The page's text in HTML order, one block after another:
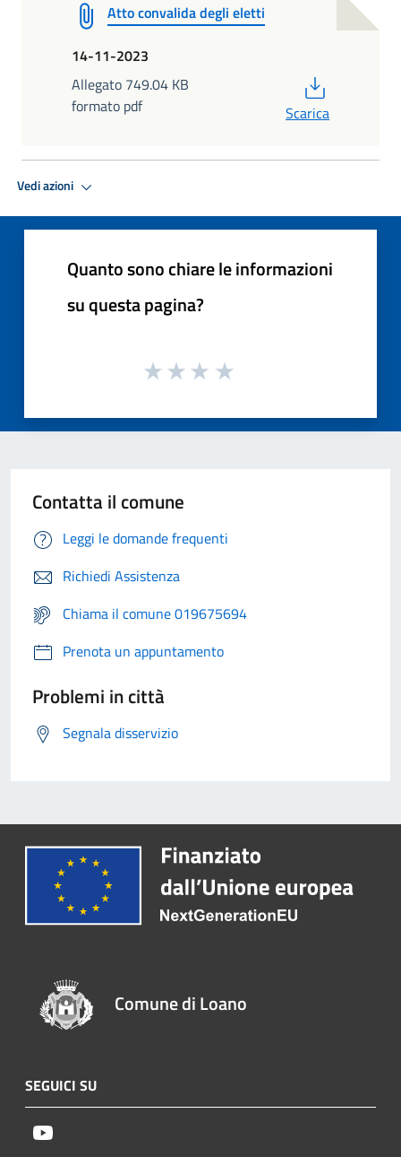
Atto convalida degli eletti
14-11-2023
Allegato 749.04 KB
formato pdf
Scarica
Vedi azioni
Quanto sono chiare le informazioni
su questa pagina?
Contatta il comune
Leggi le domande frequenti
Richiedi Assistenza
Chiama il comune 019675694
Prenota un appuntamento
Problemi in città
Segnala disservizio
Comune di Loano
SEGUICI SU